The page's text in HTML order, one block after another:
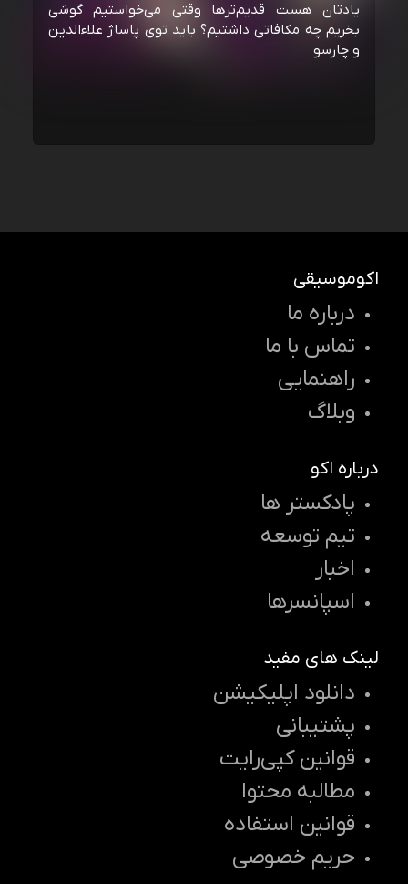
یادتان هست قدیم‌ترها وقتی می‌خواستیم گوشی
بخریم چه مکافاتی داشتیم؟ باید توی پاساژ علاءالدین
و چارسو
اکوموسیقی
درباره ما
تماس با ما
راهنمایی
وبلاگ
درباره اکو
پادکستر ها
تیم توسعه
اخبار
اسپانسرها
لینک های مفید
دانلود اپلیکیشن
پشتیبانی
قوانین کپی‌رایت
مطالبه محتوا
قوانین استفاده
حریم خصوصی